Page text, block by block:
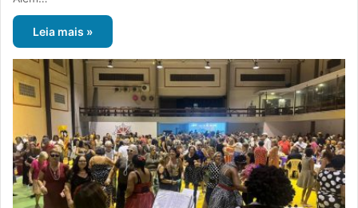
Leia mais »